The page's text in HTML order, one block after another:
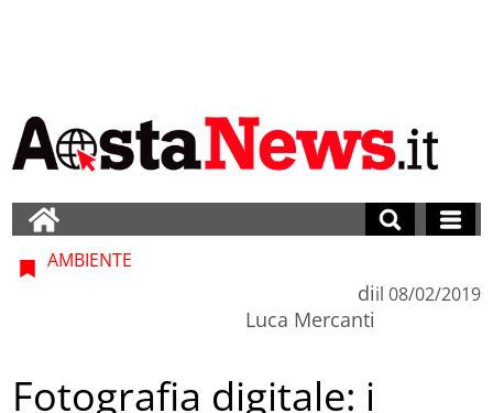
AMBIENTE
di
Luca Mercanti
il 08/02/2019
Fotografia digitale: i